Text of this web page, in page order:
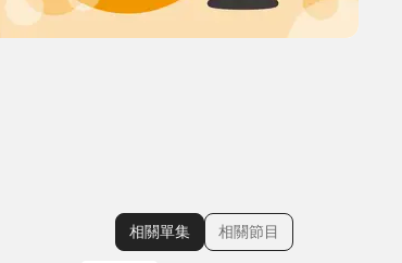
顯示相關單集
相關單集 相關節目